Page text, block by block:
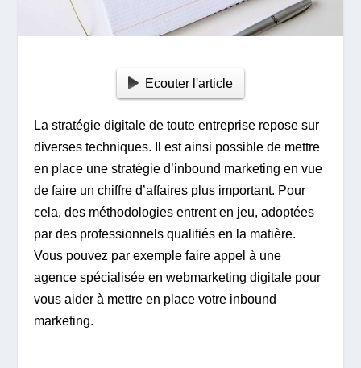
Ecouter l'article
La stratégie digitale de toute entreprise repose sur
diverses techniques. Il est ainsi possible de mettre
en place une stratégie d’inbound marketing en vue
de faire un chiffre d’affaires plus important. Pour
cela, des méthodologies entrent en jeu, adoptées
par des professionnels qualifiés en la matière.
Vous pouvez par exemple faire appel à une
agence spécialisée en webmarketing digitale pour
vous aider à mettre en place votre inbound
marketing.